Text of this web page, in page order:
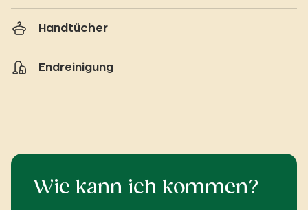
Handtücher
Endreinigung
Wie kann ich kommen?